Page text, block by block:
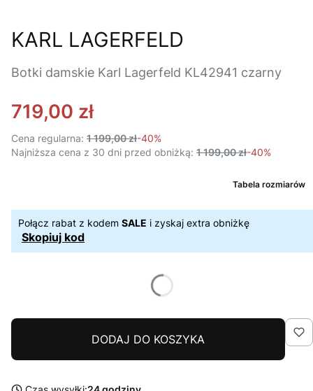
KARL LAGERFELD
Botki damskie Karl Lagerfeld KL42941 czarny
719,00 zł
Cena regularna: 1 199,00 zł-40%
Najniższa cena z 30 dni przed obniżką: 1 199,00 zł-40%
Tabela rozmiarów
Połącz rabat z kodem SALE i zyskaj extra obniżkę
Skopiuj kod
DODAJ DO KOSZYKA